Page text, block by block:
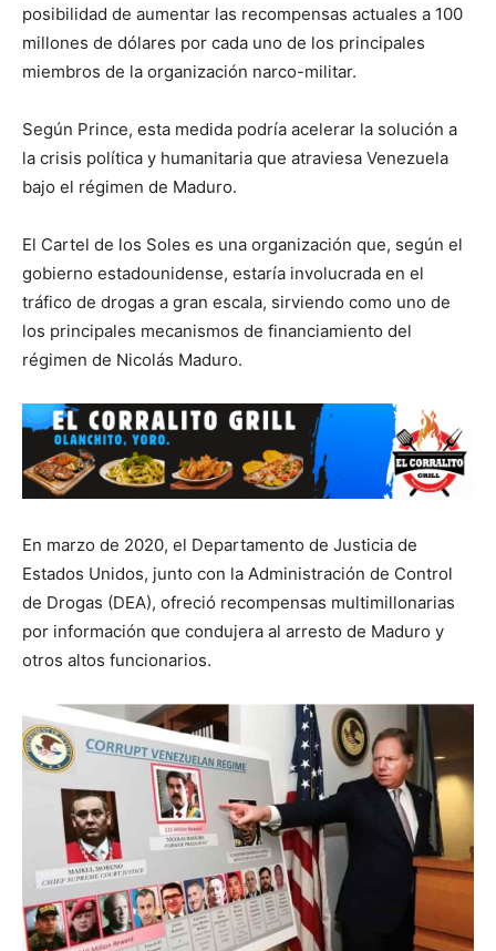
posibilidad de aumentar las recompensas actuales a 100
millones de dólares por cada uno de los principales
miembros de la organización narco-militar.
Según Prince, esta medida podría acelerar la solución a
la crisis política y humanitaria que atraviesa Venezuela
bajo el régimen de Maduro.
El Cartel de los Soles es una organización que, según el
gobierno estadounidense, estaría involucrada en el
tráfico de drogas a gran escala, sirviendo como uno de
los principales mecanismos de financiamiento del
régimen de Nicolás Maduro.
En marzo de 2020, el Departamento de Justicia de
Estados Unidos, junto con la Administración de Control
de Drogas (DEA), ofreció recompensas multimillonarias
por información que condujera al arresto de Maduro y
otros altos funcionarios.